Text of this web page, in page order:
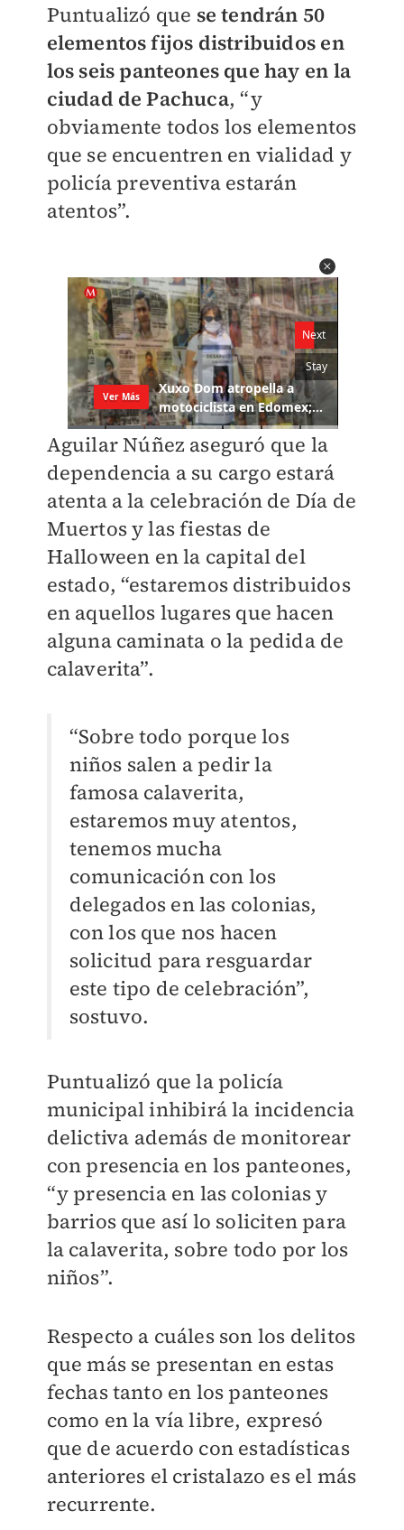
Puntualizó que se tendrán 50
elementos fijos distribuidos en
los seis panteones que hay en la
ciudad de Pachuca, “y
obviamente todos los elementos
que se encuentren en vialidad y
policía preventiva estarán
atentos”.
Aguilar Núñez aseguró que la
dependencia a su cargo estará
atenta a la celebración de Día de
Muertos y las fiestas de
Halloween en la capital del
estado, “estaremos distribuidos
en aquellos lugares que hacen
alguna caminata o la pedida de
calaverita”.
“Sobre todo porque los
niños salen a pedir la
famosa calaverita,
estaremos muy atentos,
tenemos mucha
comunicación con los
delegados en las colonias,
con los que nos hacen
solicitud para resguardar
este tipo de celebración”,
sostuvo.
Puntualizó que la policía
municipal inhibirá la incidencia
delictiva además de monitorear
con presencia en los panteones,
“y presencia en las colonias y
barrios que así lo soliciten para
la calaverita, sobre todo por los
niños”.
Respecto a cuáles son los delitos
que más se presentan en estas
fechas tanto en los panteones
como en la vía libre, expresó
que de acuerdo con estadísticas
anteriores el cristalazo es el más
recurrente.